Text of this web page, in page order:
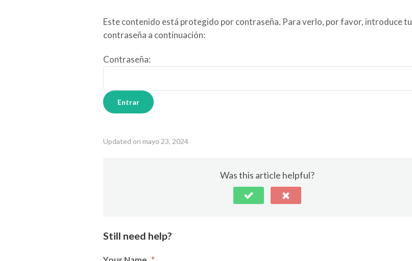
Este contenido está protegido por contraseña. Para verlo, por favor, introduce tu
contraseña a continuación:
Contraseña:
Updated on mayo 23, 2024
Was this article helpful?
Still need help?